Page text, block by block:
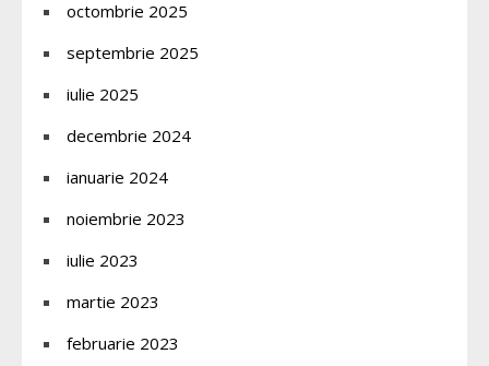
octombrie 2025
septembrie 2025
iulie 2025
decembrie 2024
ianuarie 2024
noiembrie 2023
iulie 2023
martie 2023
februarie 2023